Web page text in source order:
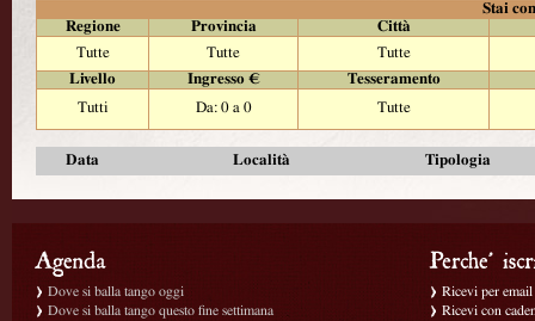
Stai
Regione
Provincia
Città
Tutte
Tutte
Tutte
Livello
Ingresso €
Tesseramento
Tutti
Da: 0 a 0 Tutte
Data Località Tipologia
Dove si balla tango oggi
Dove si balla tango questo fine settimana
Ricevi per
Ricevi con